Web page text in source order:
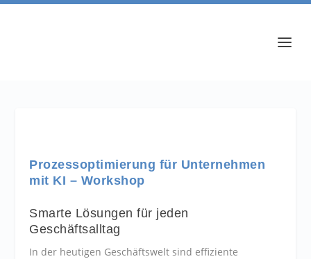
Prozessoptimierung für Unternehmen
mit KI – Workshop
Smarte Lösungen für jeden
Geschäftsalltag
In der heutigen Geschäftswelt sind effiziente